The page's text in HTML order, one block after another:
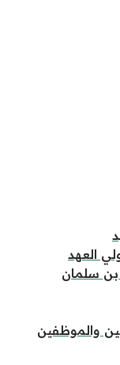
العهد
سلمان
والموظفين